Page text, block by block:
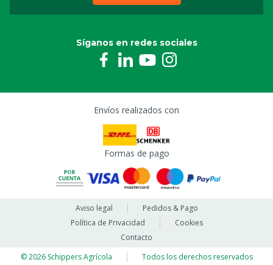
Síganos en redes sociales
Envíos realizados con
Formas de pago
Aviso legal
Pedidos & Pago
Política de Privacidad
Cookies
Contacto
© 2026 Schippers Agrícola
Todos los derechos reservados